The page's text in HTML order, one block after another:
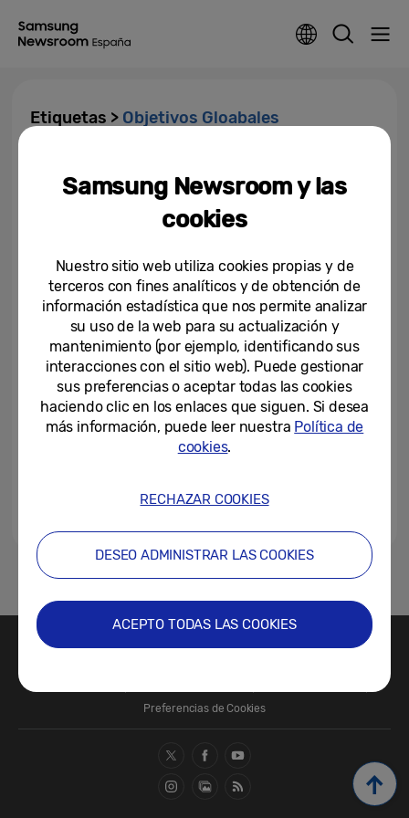
Etiquetas > Objetivos Gloabales
colaboración con el PNUD para
Upcycling for Good: Samsung y
la línea de accesorios eco-
friendly de Kvadrat, la firma de...
16-03-2020
1
Términos de Uso
Preferencias de Cookies
Samsung Newsroom y las
cookies
Nuestro sitio web utiliza cookies propias y de
terceros con fines analíticos y de obtención de
información estadística que nos permite analizar
su uso de la web para su actualización y
mantenimiento (por ejemplo, identificando sus
interacciones con el sitio web). Puede gestionar
sus preferencias o aceptar todas las cookies
haciendo clic en los enlaces que siguen. Si desea
más información, puede leer nuestra Política de
cookies.
RECHAZAR COOKIES
DESEO ADMINISTRAR LAS COOKIES
ACEPTO TODAS LAS COOKIES